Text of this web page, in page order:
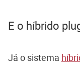
E o híbrido
Já o sistema